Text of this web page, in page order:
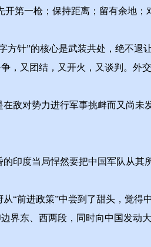
开第一枪；保持距离；留有余地
”的核心是武装共处，绝不退让
，又团结，又开火，又谈判。外
对势力进行军事挑衅而又尚未发
度当局悍然要把中国军队从其所
进政策”中尝到了甜头，觉得中
界东、西两段，同时向中国发动